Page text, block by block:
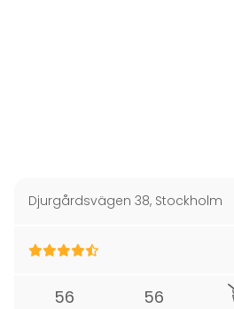
Djurgårdsvägen 38, Stockholm
56 56